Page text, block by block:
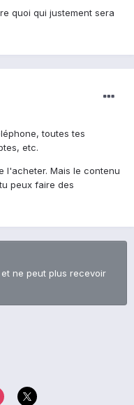
quoi qui justement sera
toutes tes
etc.
l'acheter. Mais le contenu
peux faire des
ne peut plus recevoir